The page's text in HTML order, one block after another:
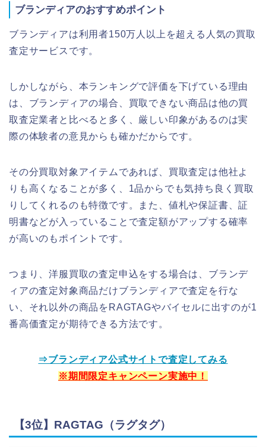
ブランディアのおすすめポイント
ブランディアは利用者150万人以上を超える人気の買取
査定サービスです。
しかしながら、本ランキングで評価を下げている理由
は、ブランディアの場合、買取できない商品は他の買
取査定業者と比べると多く、厳しい印象があるのは実
際の体験者の意見からも確かだからです。
その分買取対象アイテムであれば、買取査定は他社よ
りも高くなることが多く、1品からでも気持ち良く買取
りしてくれるのも特徴です。また、値札や保証書、証
明書などが入っていることで査定額がアップする確率
が高いのもポイントです。
つまり、洋服買取の査定申込をする場合は、ブランデ
ィアの査定対象商品だけブランディアで査定を行な
い、それ以外の商品をRAGTAGやバイセルに出すのが1
番高価査定が期待できる方法です。
⇒ブランディア公式サイトで査定してみる
※期間限定キャンペーン実施中！
【3位】RAGTAG（ラグタグ）